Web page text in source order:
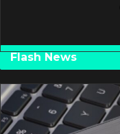
Flash News